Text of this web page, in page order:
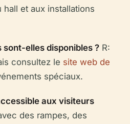
et aux installations
sont-elles disponibles ? R:
consultez le site web de
spéciaux.
aux visiteurs
des rampes, des